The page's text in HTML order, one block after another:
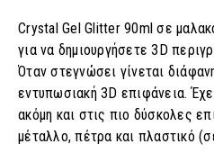
Crystal Gel Glitter 90ml σε
για να δημιουργήσετε 3D
Όταν στεγνώσει γίνεται
εντυπωσιακή 3D επιφάνεια.
ακόμη και στις πιο δύσκολες
μέταλλο, πέτρα και πλαστικό